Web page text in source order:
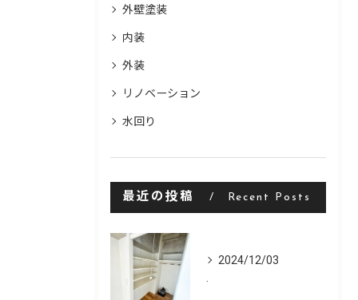
外壁塗装
内装
外装
リノベーション
水回り
最近の投稿 Recent Posts
2024/12/03